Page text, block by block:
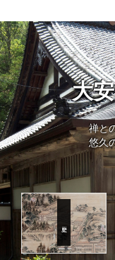
大
禅と
悠久